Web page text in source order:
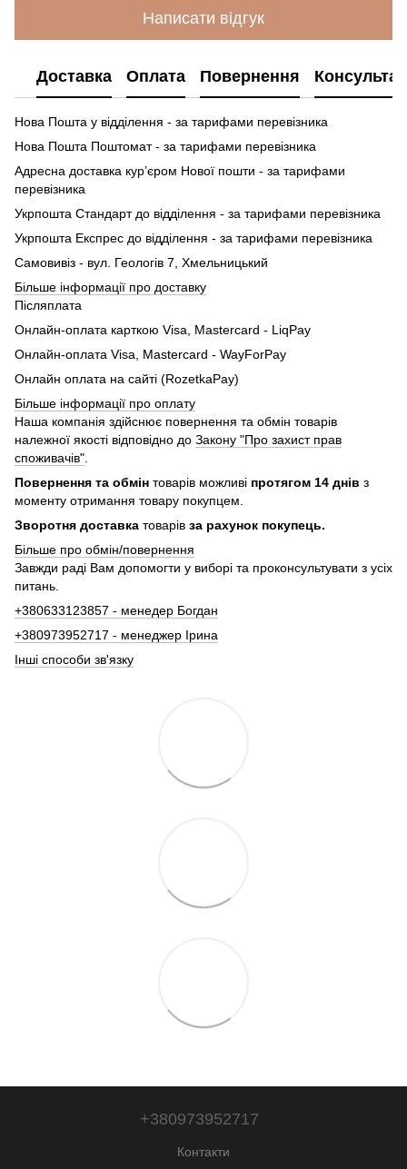
Написати відгук
Доставка Оплата Повернення
Нова Пошта у відділення - за тарифами перевізника
Нова Пошта Поштомат - за тарифами перевізника
Адресна доставка кур’єром Нової пошти - за тарифами
перевізника
Укрпошта Стандарт до відділення - за тарифами перевізника
Укрпошта Експрес до відділення - за тарифами перевізника
Самовивіз - вул. Геологів 7, Хмельницький
Більше інформації про доставку
Післяплата
Онлайн-оплата карткою Visa, Mastercard - LiqPay
Онлайн-оплата Visa, Mastercard - WayForPay
Онлайн оплата на сайті (RozetkaPay)
Більше інформації про оплату
Наша компанія здійснює повернення та обмін товарів
належної якості відповідно до Закону "Про захист прав
споживачів"
Повернення та обмін товарів можливі протягом 14 днів з
моменту отримання товару покупцем.
Зворотня доставка товарів за рахунок покупець.
Більше про обмін/повернення
Завжди раді Вам допомогти у виборі та проконсультувати з усіх
питань.
+380633123857 - менедер Богдан
+380973952717 - менеджер Ірина
Інші способи зв'язку
+380973952717
Контакти